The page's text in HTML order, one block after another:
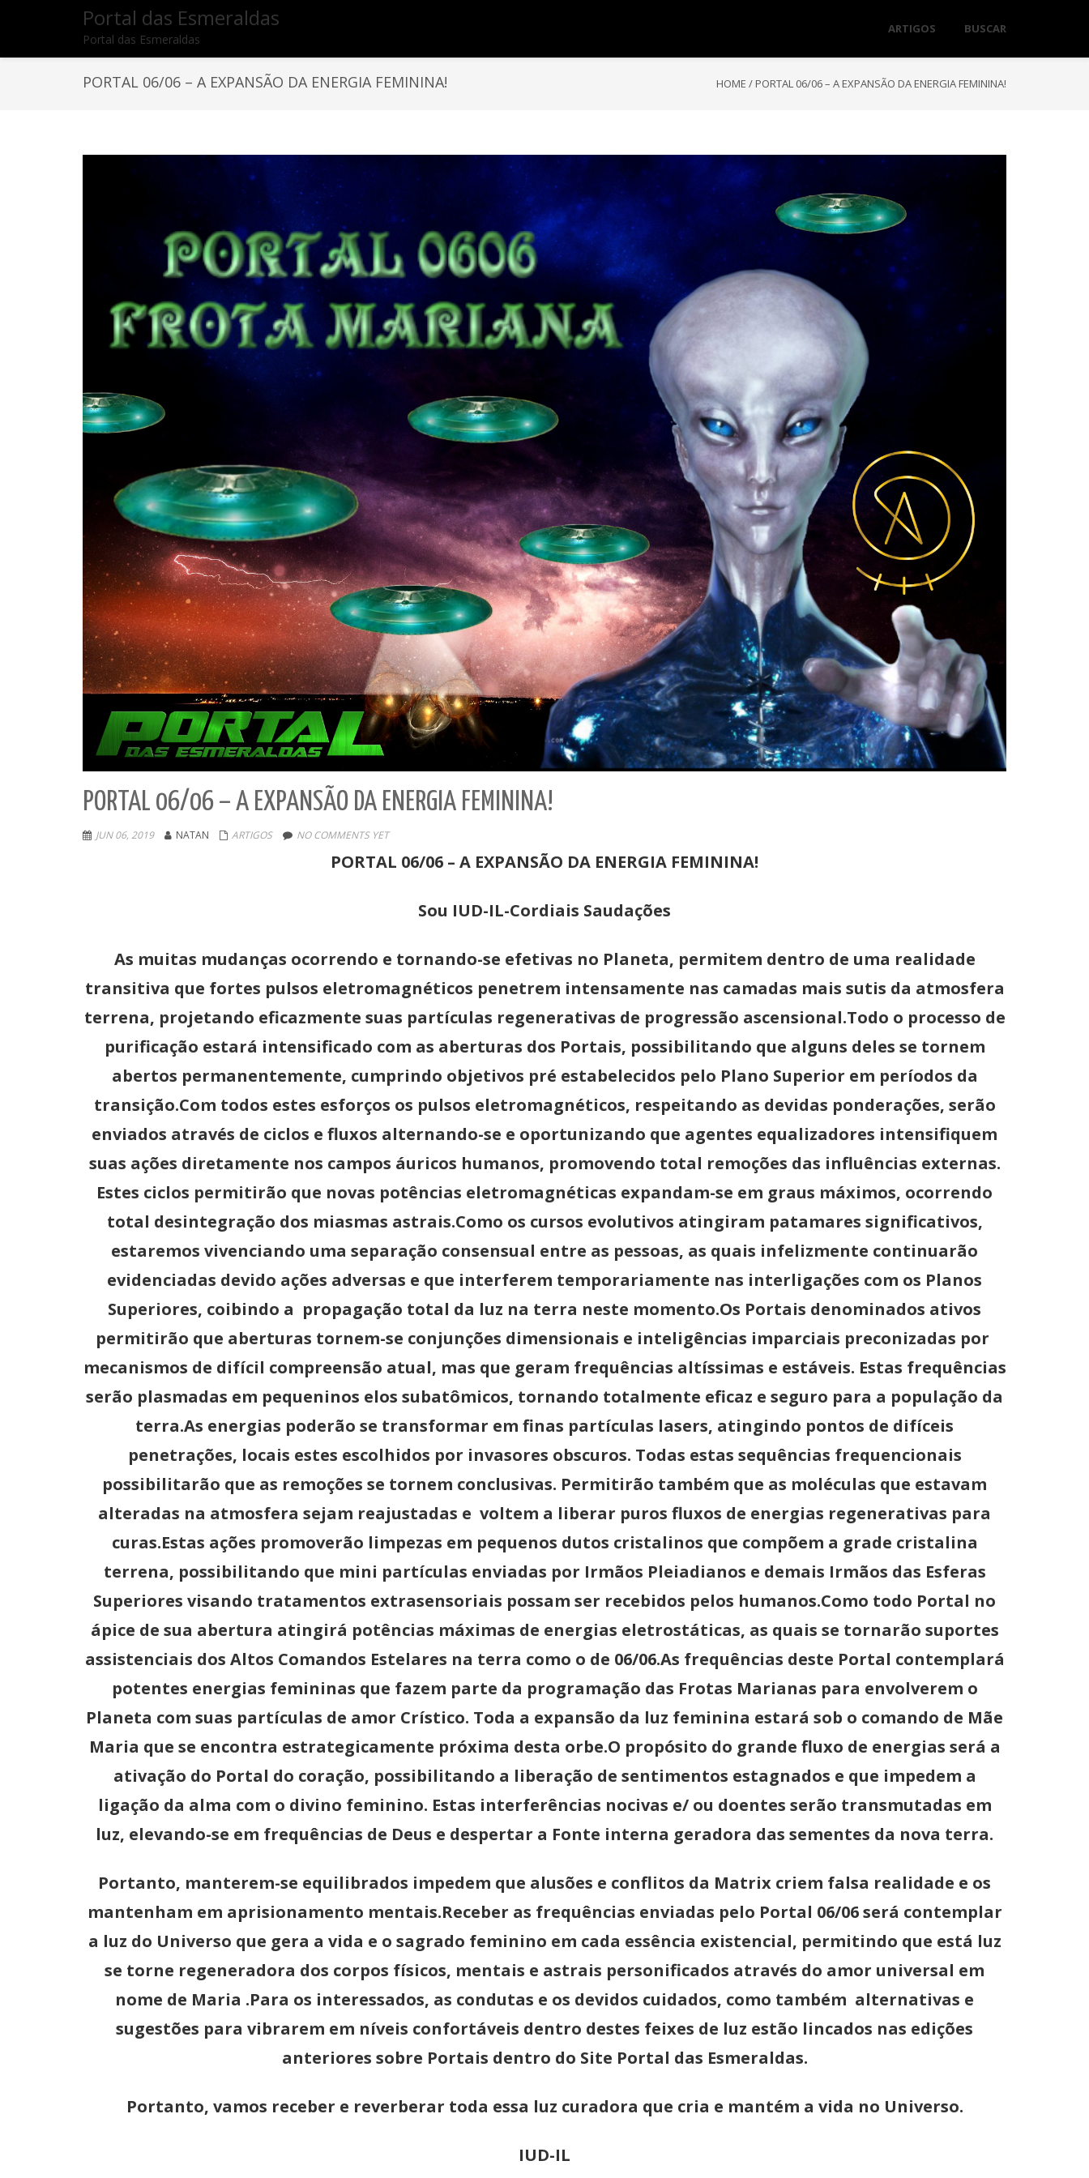
Portal das Esmeraldas
Portal das Esmeraldas
ARTIGOS BUSCAR
PORTAL 06/06 – A EXPANSÃO DA ENERGIA FEMININA! HOME / PORTAL 06/06 – A EXPANSÃO DA ENERGIA FEMININA!
PORTAL 06/06 – A EXPANSÃO DA ENERGIA FEMININA!
JUN 06, 2019 NATAN ARTIGOS NO COMMENTS YET
PORTAL 06/06 – A EXPANSÃO DA ENERGIA FEMININA!
Sou IUD-IL-Cordiais Saudações
As muitas mudanças ocorrendo e tornando-se efetivas no Planeta, permitem dentro de uma realidade
transitiva que fortes pulsos eletromagnéticos penetrem intensamente nas camadas mais sutis da atmosfera
terrena, projetando eficazmente suas partículas regenerativas de progressão ascensional.Todo o processo de
purificação estará intensificado com as aberturas dos Portais, possibilitando que alguns deles se tornem
abertos permanentemente, cumprindo objetivos pré estabelecidos pelo Plano Superior em períodos da
transição.Com todos estes esforços os pulsos eletromagnéticos, respeitando as devidas ponderações, serão
enviados através de ciclos e fluxos alternando-se e oportunizando que agentes equalizadores intensifiquem
suas ações diretamente nos campos áuricos humanos, promovendo total remoções das influências externas.
Estes ciclos permitirão que novas potências eletromagnéticas expandam-se em graus máximos, ocorrendo
total desintegração dos miasmas astrais.Como os cursos evolutivos atingiram patamares significativos,
estaremos vivenciando uma separação consensual entre as pessoas, as quais infelizmente continuarão
evidenciadas devido ações adversas e que interferem temporariamente nas interligações com os Planos
Superiores, coibindo a propagação total da luz na terra neste momento.Os Portais denominados ativos
permitirão que aberturas tornem-se conjunções dimensionais e inteligências imparciais preconizadas por
mecanismos de difícil compreensão atual, mas que geram frequências altíssimas e estáveis. Estas frequências
serão plasmadas em pequeninos elos subatômicos, tornando totalmente eficaz e seguro para a população da
terra.As energias poderão se transformar em finas partículas lasers, atingindo pontos de difíceis
penetrações, locais estes escolhidos por invasores obscuros. Todas estas sequências frequencionais
possibilitarão que as remoções se tornem conclusivas. Permitirão também que as moléculas que estavam
alteradas na atmosfera sejam reajustadas e voltem a liberar puros fluxos de energias regenerativas para
curas.Estas ações promoverão limpezas em pequenos dutos cristalinos que compõem a grade cristalina
terrena, possibilitando que mini partículas enviadas por Irmãos Pleiadianos e demais Irmãos das Esferas
Superiores visando tratamentos extrasensoriais possam ser recebidos pelos humanos.Como todo Portal no
ápice de sua abertura atingirá potências máximas de energias eletrostáticas, as quais se tornarão suportes
assistenciais dos Altos Comandos Estelares na terra como o de 06/06.As frequências deste Portal contemplará
potentes energias femininas que fazem parte da programação das Frotas Marianas para envolverem o
Planeta com suas partículas de amor Crístico. Toda a expansão da luz feminina estará sob o comando de Mãe
Maria que se encontra estrategicamente próxima desta orbe.O propósito do grande fluxo de energias será a
ativação do Portal do coração, possibilitando a liberação de sentimentos estagnados e que impedem a
ligação da alma com o divino feminino. Estas interferências nocivas e/ ou doentes serão transmutadas em
luz, elevando-se em frequências de Deus e despertar a Fonte interna geradora das sementes da nova terra.
Portanto, manterem-se equilibrados impedem que alusões e conflitos da Matrix criem falsa realidade e os
mantenham em aprisionamento mentais.Receber as frequências enviadas pelo Portal 06/06 será contemplar
a luz do Universo que gera a vida e o sagrado feminino em cada essência existencial, permitindo que está luz
se torne regeneradora dos corpos físicos, mentais e astrais personificados através do amor universal em
nome de Maria .Para os interessados, as condutas e os devidos cuidados, como também alternativas e
sugestões para vibrarem em níveis confortáveis dentro destes feixes de luz estão lincados nas edições
anteriores sobre Portais dentro do Site Portal das Esmeraldas.
Portanto, vamos receber e reverberar toda essa luz curadora que cria e mantém a vida no Universo.
IUD-IL